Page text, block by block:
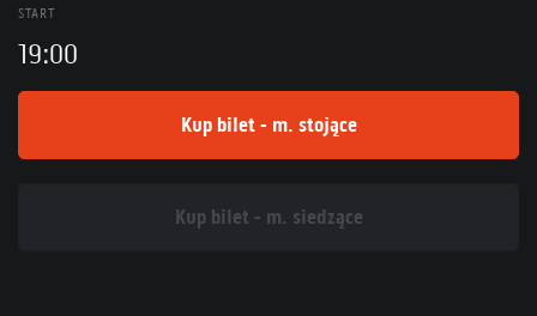
START
19:00
Kup bilet - m. stojące
Kup bilet - m. siedzące